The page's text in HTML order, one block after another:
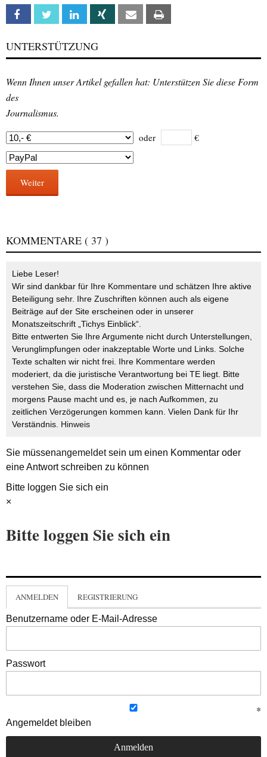
Facebook Twitter Linkedin Xing Email
UNTERSTÜTZUNG
Wenn Ihnen unser Artikel gefallen hat: Unterstützen Sie diese Form
des
Journalismus.
oder €
Weiter
KOMMENTARE ( 37 )
Liebe Leser!
Wir sind dankbar für Ihre Kommentare und schätzen Ihre aktive
Beteiligung sehr. Ihre Zuschriften können auch als eigene
Beiträge auf der Site erscheinen oder in unserer
Monatszeitschrift „Tichys Einblick“.
Bitte entwerten Sie Ihre Argumente nicht durch Unterstellungen,
Verunglimpfungen oder inakzeptable Worte und Links. Solche
Texte schalten wir nicht frei. Ihre Kommentare werden
moderiert, da die juristische Verantwortung bei TE liegt. Bitte
verstehen Sie, dass die Moderation zwischen Mitternacht und
morgens Pause macht und es, je nach Aufkommen, zu
zeitlichen Verzögerungen kommen kann. Vielen Dank für Ihr
Verständnis. Hinweis
Sie müssenangemeldetsein um einen Kommentar oder
eine Antwort schreiben zu können
Bitte loggen Sie sich ein
×
Bitte loggen Sie sich ein
ANMELDEN REGISTRIERUNG
Benutzername oder E-Mail-Adresse
Passwort
Angemeldet bleiben